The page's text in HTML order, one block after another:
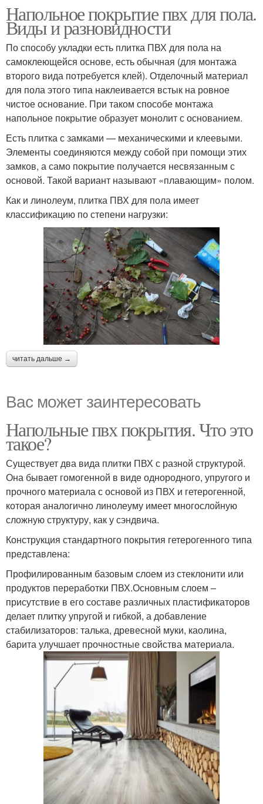
Напольное покрытие пвх для пола.
Виды и разновидности
По способу укладки есть плитка ПВХ для пола на
самоклеющейся основе, есть обычная (для монтажа
второго вида потребуется клей). Отделочный материал
для пола этого типа наклеивается встык на ровное
чистое основание. При таком способе монтажа
напольное покрытие образует монолит с основанием.
Есть плитка с замками — механическими и клеевыми.
Элементы соединяются между собой при помощи этих
замков, а само покрытие получается несвязанным с
основой. Такой вариант называют «плавающим» полом.
Как и линолеум, плитка ПВХ для пола имеет
классификацию по степени нагрузки:
читать дальше →
Вас может заинтересовать
Напольные пвх покрытия. Что это
такое?
Существует два вида плитки ПВХ с разной структурой.
Она бывает гомогенной в виде однородного, упругого и
прочного материала с основой из ПВХ и гетерогенной,
которая аналогично линолеуму имеет многослойную
сложную структуру, как у сэндвича.
Конструкция стандартного покрытия гетерогенного типа
представлена:
Профилированным базовым слоем из стеклонити или
продуктов переработки ПВХ.Основным слоем –
присутствие в его составе различных пластификаторов
делает плитку упругой и гибкой, а добавление
стабилизаторов: талька, древесной муки, каолина,
барита улучшает прочностные свойства материала.